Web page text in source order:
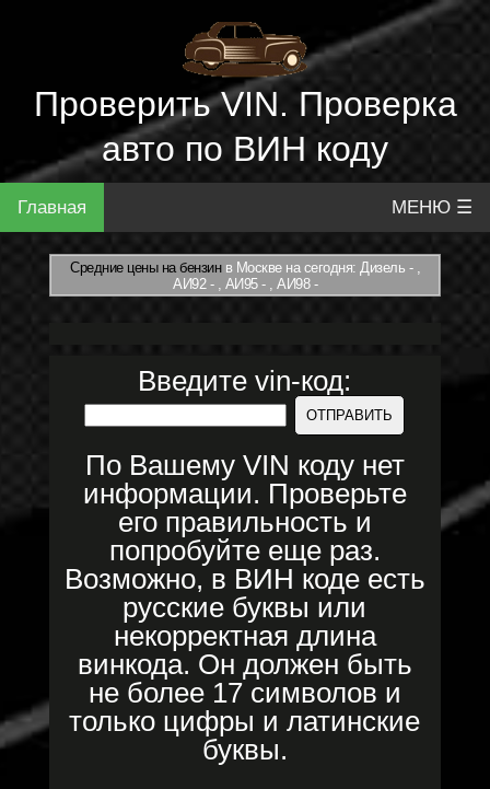
Проверить VIN. Проверка
авто по ВИН коду
Главная МЕНЮ ☰
Средние цены на бензинв Москве на сегодня: Дизель - ,
АИ92 - , АИ95 - , АИ98 -
Введите vin-код:
По Вашему VIN коду нет
информации. Проверьте
его правильность и
попробуйте еще раз.
Возможно, в ВИН коде есть
русские буквы или
некорректная длина
винкода. Он должен быть
не более 17 символов и
только цифры и латинские
буквы.